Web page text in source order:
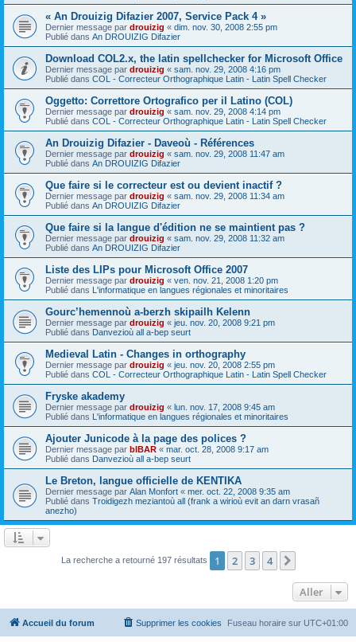
« An Drouizig Difazier 2007, Service Pack 4 »
Dernier message par drouizig « dim. nov. 30, 2008 2:55 pm
Publié dans An DROUIZIG Difazier
Download COL2.x, the latin spellchecker for Microsoft Office
Dernier message par drouizig « sam. nov. 29, 2008 4:16 pm
Publié dans COL - Correcteur Orthographique Latin - Latin Spell Checker
Oggetto: Correttore Ortografico per il Latino (COL)
Dernier message par drouizig « sam. nov. 29, 2008 4:14 pm
Publié dans COL - Correcteur Orthographique Latin - Latin Spell Checker
An Drouizig Difazier - Daveoù - Références
Dernier message par drouizig « sam. nov. 29, 2008 11:47 am
Publié dans An DROUIZIG Difazier
Que faire si le correcteur est ou devient inactif ?
Dernier message par drouizig « sam. nov. 29, 2008 11:34 am
Publié dans An DROUIZIG Difazier
Que faire si la langue d'édition ne se maintient pas ?
Dernier message par drouizig « sam. nov. 29, 2008 11:32 am
Publié dans An DROUIZIG Difazier
Liste des LIPs pour Microsoft Office 2007
Dernier message par drouizig « ven. nov. 21, 2008 1:20 pm
Publié dans L'informatique en langues régionales et minoritaires
Gourc’hemennoù a-berzh skipailh Kelenn
Dernier message par drouizig « jeu. nov. 20, 2008 9:21 pm
Publié dans Danvezioù all a-bep seurt
Medieval Latin - Changes in orthography
Dernier message par drouizig « jeu. nov. 20, 2008 2:55 pm
Publié dans COL - Correcteur Orthographique Latin - Latin Spell Checker
Fryske akademy
Dernier message par drouizig « lun. nov. 17, 2008 9:45 am
Publié dans L'informatique en langues régionales et minoritaires
Ajouter Junicode à la page des polices ?
Dernier message par bIBAR « mar. oct. 28, 2008 9:17 am
Publié dans Danvezioù all a-bep seurt
Le Breton, langue officielle de KENTIKA
Dernier message par Alan Monfort « mer. oct. 22, 2008 9:35 am
Publié dans Troidigezh meziantoù all (frank a wirioù evit an darn vrasañ
anezho)
La recherche a retourné 197 résultats 1 2 3 4
Aller
Accueil du forum Fuseau horaire sur UTC+01:00
Supprimer les cookies